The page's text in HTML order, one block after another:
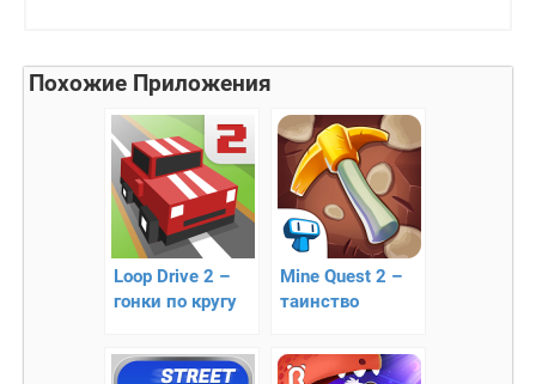
Похожие Приложения
Loop Drive 2 –
гонки по кругу
Mine Quest 2 –
таинство